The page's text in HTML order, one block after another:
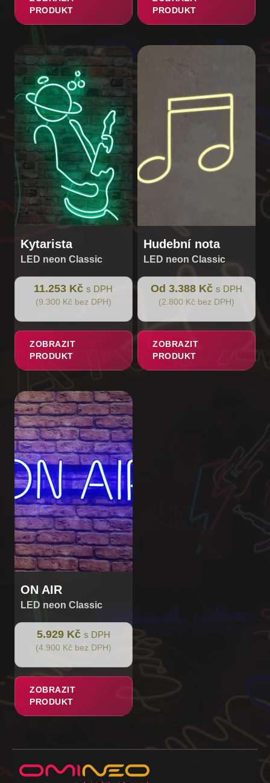
PRODUKT
PRODUKT
Kytarista
LED neon Classic
11.253 Kč s DPH
(9.300 Kč bez DPH)
ZOBRAZIT
PRODUKT
Hudební nota
LED neon Classic
Od 3.388 Kč s DPH
(2.800 Kč bez DPH)
ZOBRAZIT
PRODUKT
Tento
variant.
na
stránce
ON AIR
LED neon Classic
5.929 Kč s DPH
(4.900 Kč bez DPH)
ZOBRAZIT
PRODUKT